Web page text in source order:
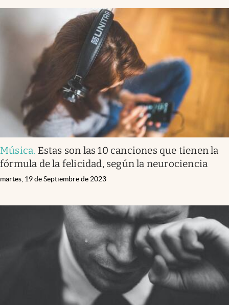
Música. Estas son las 10 canciones que tienen la
fórmula de la felicidad, según la neurociencia
martes, 19 de Septiembre de 2023